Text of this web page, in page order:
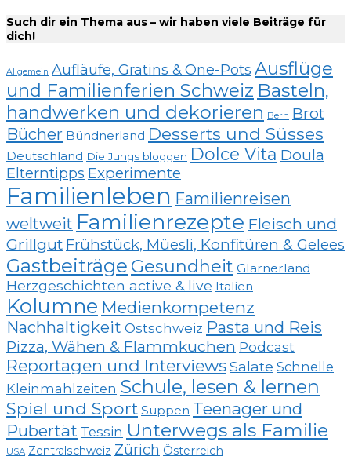
Such dir ein Thema aus – wir haben viele Beiträge für
dich!
Allgemein Aufläufe, Gratins & One-Pots Ausflüge
und Familienferien Schweiz Basteln,
handwerken und dekorieren Bern Brot
Bücher Bündnerland Desserts und Süsses
Deutschland Die Jungs bloggen Dolce Vita Doula
Elterntipps Experimente
Familienleben Familienreisen
weltweit Familienrezepte Fleisch und
Grillgut Frühstück, Müesli, Konfitüren & Gelees
Gastbeiträge Gesundheit Glarnerland
Herzgeschichten active & live Italien
Kolumne Medienkompetenz
Nachhaltigkeit Ostschweiz Pasta und Reis
Pizza, Wähen & Flammkuchen Podcast
Reportagen und InterviewsSalate Schnelle
Kleinmahlzeiten Schule, lesen & lernen
Spiel und Sport Suppen Teenager und
Pubertät Tessin Unterwegs als Familie
USA Zentralschweiz Zürich Österreich